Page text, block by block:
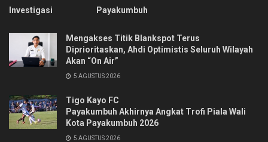
Investigasi
Payakumbuh
Mengakses Titik Blankspot Terus
Diprioritaskan, Ahdi Optimistis Seluruh Wilayah
Akan “On Air”
5 AGUSTUS 2026
Tigo Kayo FC
Payakumbuh Akhirnya Angkat Trofi Piala Wali
Kota Payakumbuh 2026
5 AGUSTUS 2026